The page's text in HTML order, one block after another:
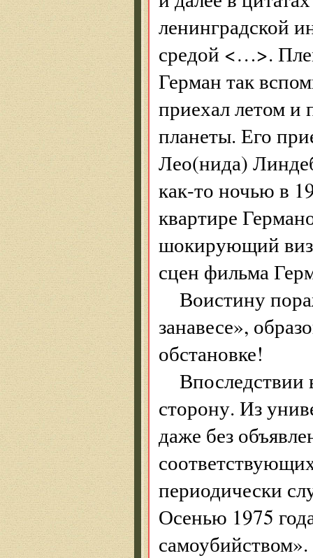
ленинградской
средой <…>.
Герман так
приехал летом и
планеты. Его
Лео(нида)
как-то ночью в
квартире
шокирующий
сцен фильма
Воистину
занавесе»,
обстановке!
Впоследствии
сторону. Из
даже без
периодически
Осенью 1975
самоубийством».